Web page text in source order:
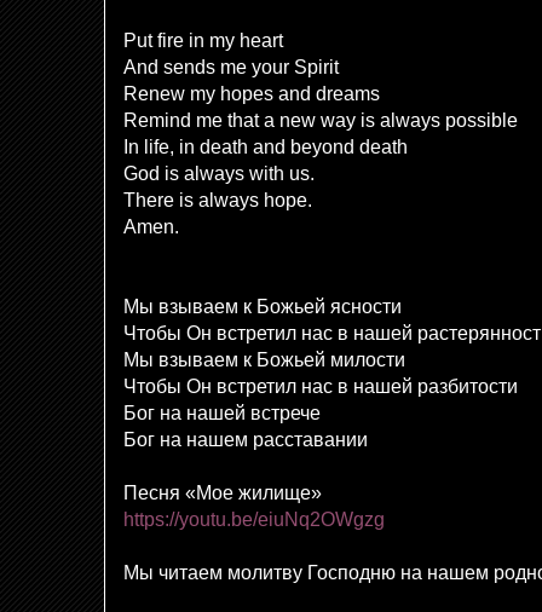
Put fire in my heart
And sends me your Spirit
Renew my hopes and dreams
Remind me that a new way is always possible
In life, in death and beyond death
God is always with us.
There is always hope.
Amen.
Мы взываем к Божьей ясности
Чтобы Он встретил нас в нашей
Мы взываем к Божьей милости
Чтобы Он встретил нас в нашей разбитости
Бог на нашей встрече
Бог на нашем расставании
Песня «Мое жилище»
https://youtu.be/eiuNq2OWgzg
Мы читаем молитву Господню на нашем